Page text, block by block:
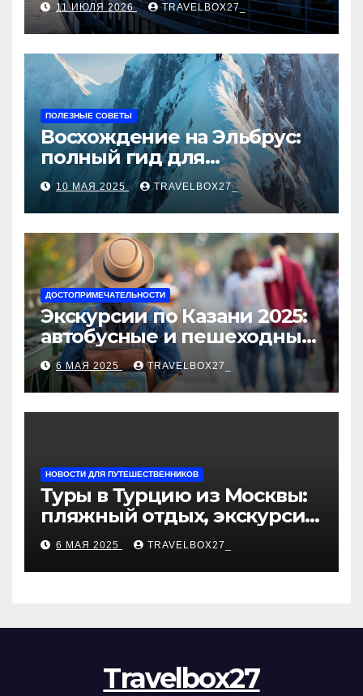
11 ИЮЛЯ 2026 TRAVELBOX27_
ПОЛЕЗНЫЕ СОВЕТЫ
Восхождение на Эльбрус:
полный гид для
покорителя высочайшей
вершины Европы
10 МАЯ 2025 TRAVELBOX27_
ДОСТОПРИМЕЧАТЕЛЬНОСТИ
Экскурсии по Казани 2025:
автобусные и пешеходные
туры от туроператора
«Казан360»
6 МАЯ 2025 TRAVELBOX27_
НОВОСТИ ДЛЯ ПУТЕШЕСТВЕННИКОВ
Туры в Турцию из Москвы:
пляжный отдых, экскурсии
и лучшие курорты
6 МАЯ 2025 TRAVELBOX27_
Travelbox27